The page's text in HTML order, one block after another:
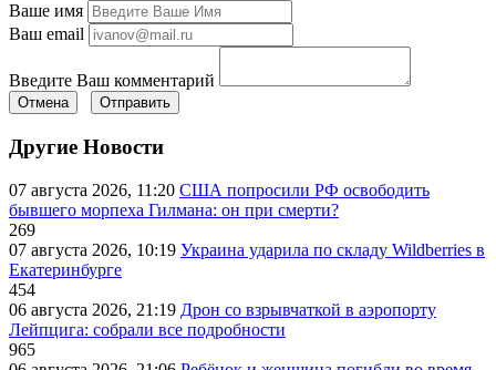
Ваше имя
Ваш email
Введите Ваш комментарий
Отмена Отправить
Другие Новости
07 августа 2026, 11:20 США попросили РФ освободить
бывшего морпеха Гилмана: он при смерти?
269
07 августа 2026, 10:19 Украина ударила по складу Wildberries в
Екатеринбурге
454
06 августа 2026, 21:19 Дрон со взрывчаткой в аэропорту
Лейпцига: собрали все подробности
965